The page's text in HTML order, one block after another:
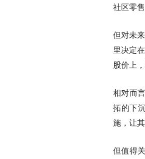
社区零
但对未
里决定
股价上
相对而
拓的下
施，让
但值得